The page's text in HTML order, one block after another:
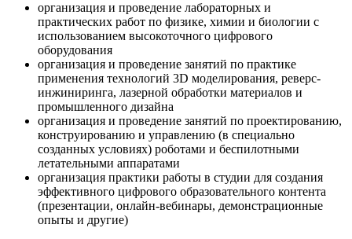
организация и проведение лабораторных и
практических работ по физике, химии и биологии с
использованием высокоточного цифрового
оборудования
организация и проведение занятий по практике
применения технологий 3D моделирования, реверс-
инжиниринга, лазерной обработки материалов и
промышленного дизайна
организация и проведение занятий по проектированию,
конструированию и управлению (в специально
созданных условиях) роботами и беспилотными
летательными аппаратами
организация практики работы в студии для создания
эффективного цифрового образовательного контента
(презентации, онлайн-вебинары, демонстрационные
опыты и другие)